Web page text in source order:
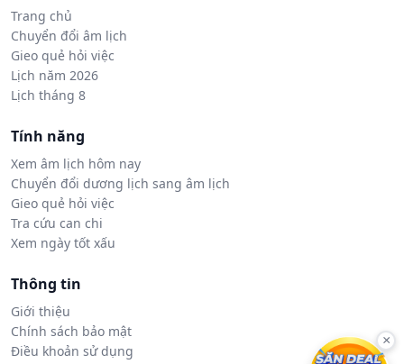
Trang chủ
Chuyển đổi âm lịch
Gieo quẻ hỏi việc
Lịch năm 2026
Lịch tháng 8
Tính năng
Xem âm lịch hôm nay
Chuyển đổi dương lịch sang âm lịch
Gieo quẻ hỏi việc
Tra cứu can chi
Xem ngày tốt xấu
Thông tin
Giới thiệu
Chính sách bảo mật
Điều khoản sử dụng
×